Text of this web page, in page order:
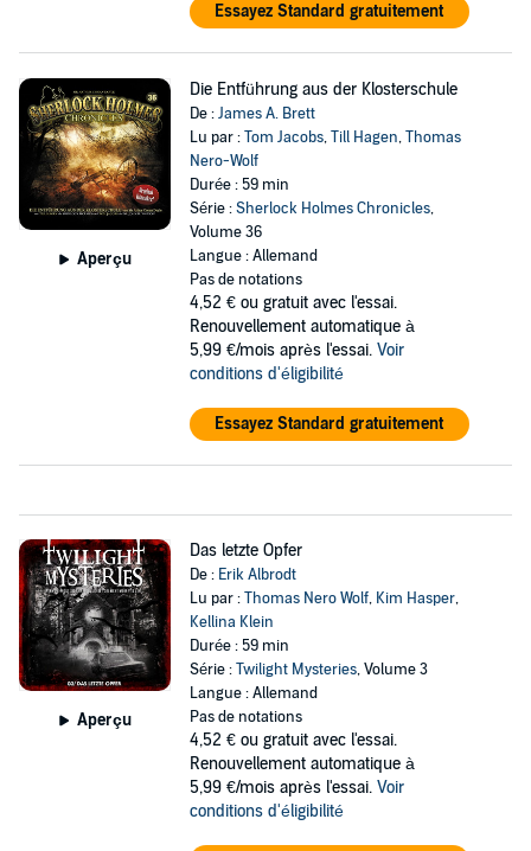
Essayez Standard gratuitement
Aperçu
Die Entführung aus der Klosterschule
De :James A. Brett
Lu par :Tom Jacobs,Till Hagen,Thomas
Nero-Wolf
Durée : 59 min
Série :Sherlock Holmes Chronicles,
Volume 36
Langue : Allemand
Pas de notations
4,52 € ou gratuit avec l'essai.
Renouvellement automatique à
5,99 €/mois après l'essai. Voir
conditions d'éligibilité
Essayez Standard gratuitement
Aperçu
Das letzte Opfer
De : Erik Albrodt
Lu par :Thomas Nero Wolf, Kim Hasper,
Kellina Klein
Durée : 59 min
Série :Twilight Mysteries, Volume 3
Langue : Allemand
Pas de notations
4,52 € ou gratuit avec l'essai.
Renouvellement automatique à
5,99 €/mois après l'essai. Voir
conditions d'éligibilité